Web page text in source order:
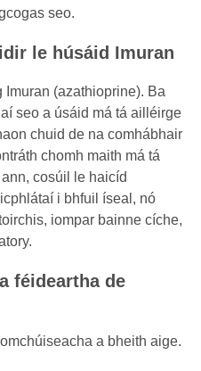
seo.
le húsáid Imuran
(azathioprine). Ba
seo a úsáid má tá ailléirge
chuid de na comhábhair
chomh maith má tá
cosúil le haicíd
i bhfuil íseal, nó
iompar bainne cíche,
féideartha de
a bheith aige.